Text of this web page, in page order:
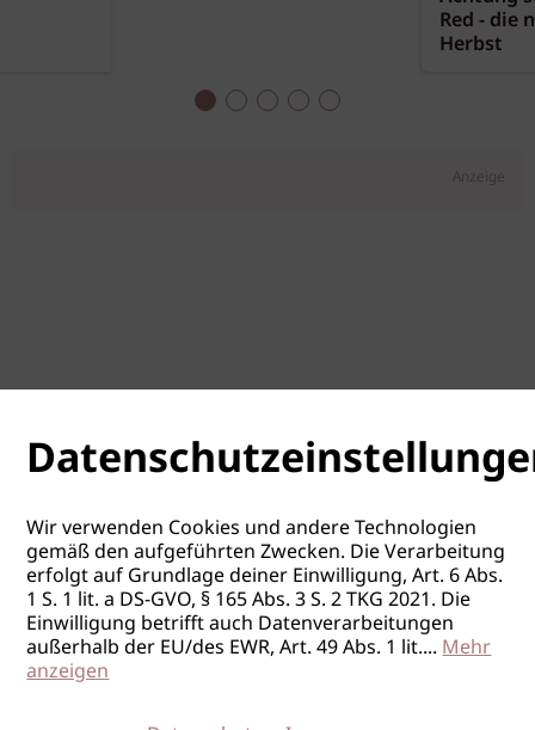
Red - die
Herbst
Anzeige
Wir verwenden Cookies und andere Technologien
gemäß den aufgeführten Zwecken. Die Verarbeitung
erfolgt auf Grundlage deiner Einwilligung, Art. 6 Abs.
1 S. 1 lit. a DS-GVO, § 165 Abs. 3 S. 2 TKG 2021. Die
Einwilligung betrifft auch Datenverarbeitungen
außerhalb der EU/des EWR, Art. 49 Abs. 1 lit....Mehr
anzeigen